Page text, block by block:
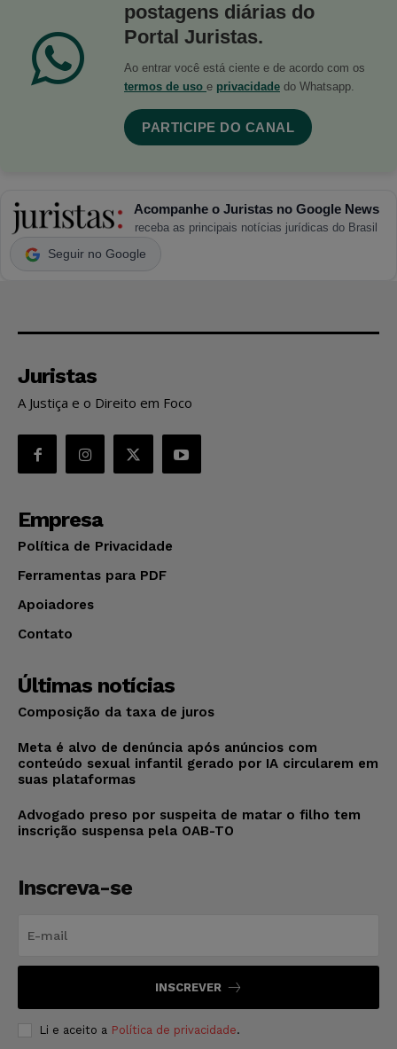
postagens diárias do
Portal Juristas.
Ao entrar você está ciente e de acordo com os
termos de uso e privacidade do Whatsapp.
PARTICIPE DO CANAL
Acompanhe o Juristas no Google News
receba as principais notícias jurídicas do Brasil
Seguir no Google
Juristas
A Justiça e o Direito em Foco
Empresa
Política de Privacidade
Ferramentas para PDF
Apoiadores
Contato
Últimas notícias
Composição da taxa de juros
Meta é alvo de denúncia após anúncios com
conteúdo sexual infantil gerado por IA circularem em
suas plataformas
Advogado preso por suspeita de matar o filho tem
inscrição suspensa pela OAB-TO
Inscreva-se
INSCREVER
Li e aceito a Política de privacidade.